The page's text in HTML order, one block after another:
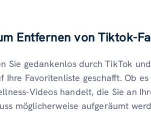
Entfernen von Tiktok-
Sie gedankenlos durch TikTok
Favoritenliste geschafft. Ob es
Videos handelt, die Sie an
möglicherweise aufgeräumt